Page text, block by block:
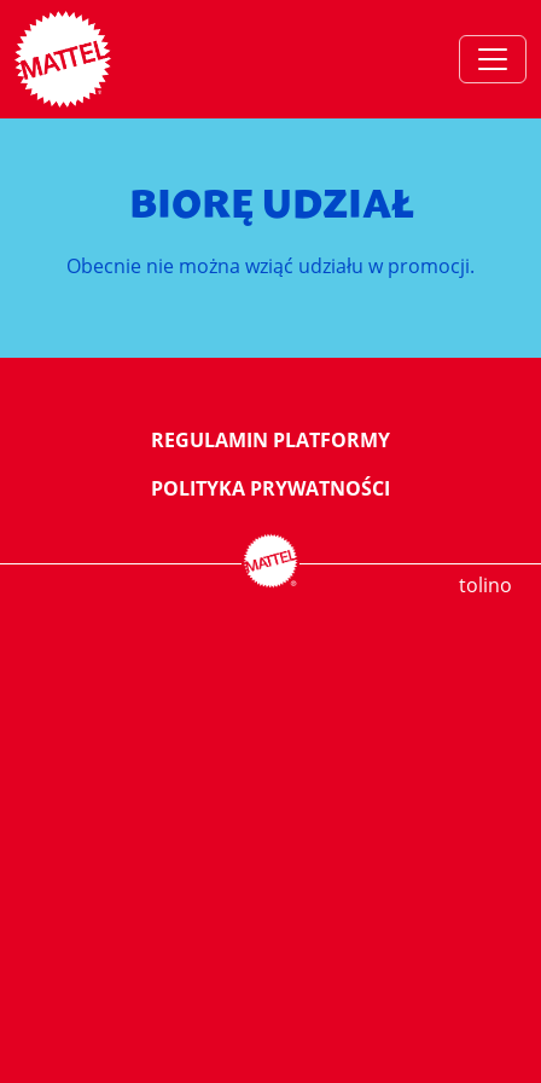
BIORĘ UDZIAŁ
Obecnie nie można wziąć udziału w promocji.
REGULAMIN PLATFORMY
POLITYKA PRYWATNOŚCI
tolino